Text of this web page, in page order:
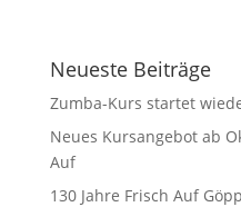
Neueste Beiträge
Zumba-Kurs startet
Neues Kursangebot ab
Auf
130 Jahre Frisch Auf